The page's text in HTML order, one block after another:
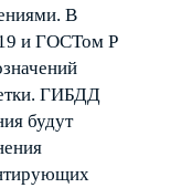
В
и ГОСТом Р
ГИБДД
будут